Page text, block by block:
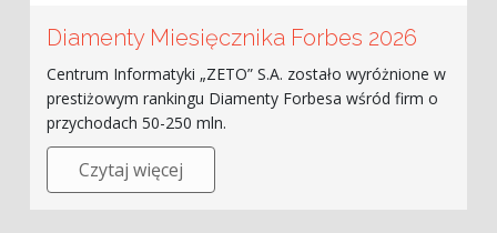
Diamenty Miesięcznika Forbes 2026
Centrum Informatyki „ZETO” S.A. zostało wyróżnione w
prestiżowym rankingu Diamenty Forbesa wśród firm o
przychodach 50-250 mln.
Czytaj więcej